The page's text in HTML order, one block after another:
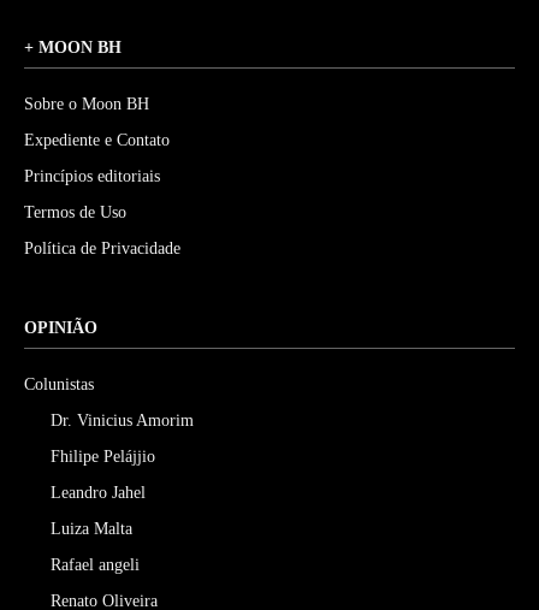
+ MOON BH
Sobre o Moon BH
Expediente e Contato
Princípios editoriais
Termos de Uso
Política de Privacidade
OPINIÃO
Colunistas
Dr. Vinicius Amorim
Fhilipe Pelájjio
Leandro Jahel
Luiza Malta
Rafael angeli
Renato Oliveira